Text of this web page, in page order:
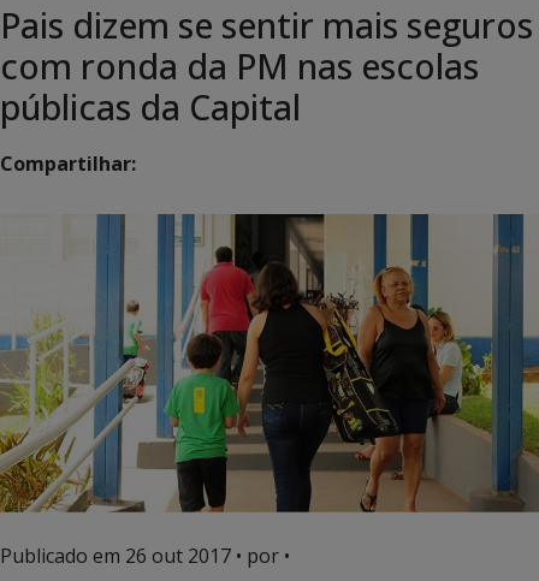
Pais dizem se sentir mais seguros
com ronda da PM nas escolas
públicas da Capital
Compartilhar:
Publicado em 26 out 2017 • por •